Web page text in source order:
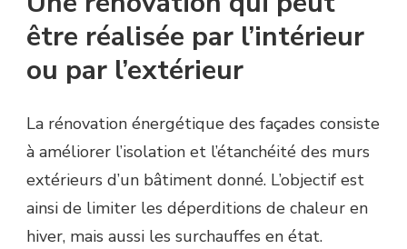
être réalisée par l’intérieur
ou par l’extérieur
La rénovation énergétique des façades consiste
à améliorer l’isolation et l’étanchéité des murs
extérieurs d’un bâtiment donné. L’objectif est
ainsi de limiter les déperditions de chaleur en
hiver, mais aussi les surchauffes en état.